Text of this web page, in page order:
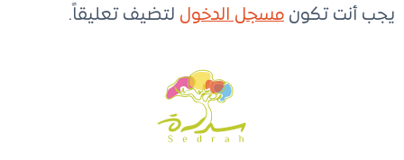
يجب أنت تكون مسجل الدخول لتضيف تعليقاً.